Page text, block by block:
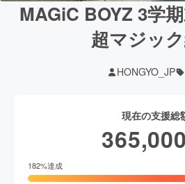
MAGiC BOYZ 3学
超マジッ
HONGYO_JP
現在の支援総
365,000
182%達成